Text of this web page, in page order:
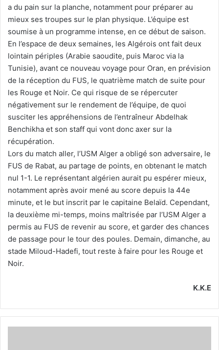
a du pain sur la planche, notamment pour préparer au
mieux ses troupes sur le plan physique. L’équipe est
soumise à un programme intense, en ce début de saison.
En l’espace de deux semaines, les Algérois ont fait deux
lointain périples (Arabie saoudite, puis Maroc via la
Tunisie), avant ce nouveau voyage pour Oran, en prévision
de la réception du FUS, le quatrième match de suite pour
les Rouge et Noir. Ce qui risque de se répercuter
négativement sur le rendement de l’équipe, de quoi
susciter les appréhensions de l’entraîneur Abdelhak
Benchikha et son staff qui vont donc axer sur la
récupération.
Lors du match aller, l’USM Alger a obligé son adversaire, le
FUS de Rabat, au partage de points, en obtenant le match
nul 1-1. Le représentant algérien aurait pu espérer mieux,
notamment après avoir mené au score depuis la 44e
minute, et le but inscrit par le capitaine Belaïd. Cependant,
la deuxième mi-temps, moins maîtrisée par l’USM Alger a
permis au FUS de revenir au score, et garder des chances
de passage pour le tour des poules. Demain, dimanche, au
stade Miloud-Hadefi, tout reste à faire pour les Rouge et
Noir.
K.K.E